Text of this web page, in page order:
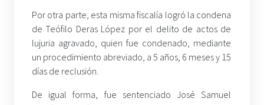
Por otra parte, esta misma fiscalía logró la condena
de Teófilo Deras López por el delito de actos de
lujuria agravado, quien fue condenado, mediante
un procedimiento abreviado, a 5 años, 6 meses y 15
días de reclusión.
De igual forma, fue sentenciado José Samuel